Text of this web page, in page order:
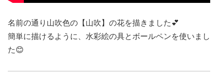
名前の通り山吹色の【山吹】の花を描きました💕
簡単に描けるように、水彩絵の具とボールペンを使いまし
た😊